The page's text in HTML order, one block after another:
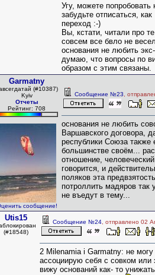
Угу, можете попробовать
забудьте отписаться,
переход :-)
Вы, кстати, читали про
совсем все бвло не
основания не любить
думаю, что вопросы по
образом с этим связаны.
Garmatny
(#10387)
Kyiv
Отчеты
Рейтинг: 708
сообщение!
Сообщение №23 ,
основания не любить
Варшавского договора,
республики Союза также
большинстве своём...
отношение,
говорится, и
поляков эта
потроллить мадяров
не въедут в тему...
Utis15
(#18548)
Сообщение №24 , отправлено 02
2 Milenamia i Garmatny: не могу
ассоциирую себя с совком или
вижу оснований как- то